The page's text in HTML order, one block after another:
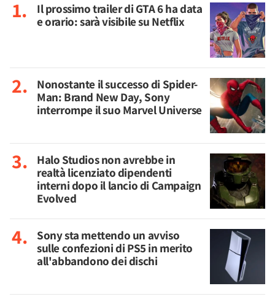
Il prossimo trailer di GTA 6 ha data
e orario: sarà visibile su Netflix
Nonostante il successo di Spider-
Man: Brand New Day, Sony
interrompe il suo Marvel Universe
Halo Studios non avrebbe in
realtà licenziato dipendenti
interni dopo il lancio di Campaign
Evolved
Sony sta mettendo un avviso
sulle confezioni di PS5 in merito
all'abbandono dei dischi